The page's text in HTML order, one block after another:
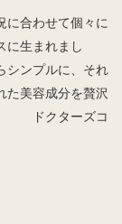
に合わせて個々に
に生まれまし
ルに、それ
た美容成分を贅沢
ーズコ